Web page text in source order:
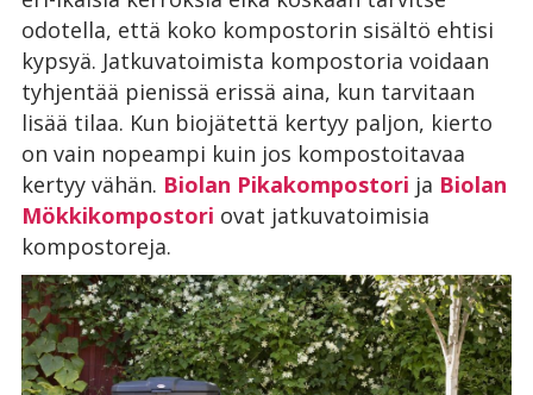
odotella, että koko kompostorin sisältö ehtisi
kypsyä. Jatkuvatoimista kompostoria voidaan
tyhjentää pienissä erissä aina, kun tarvitaan
lisää tilaa. Kun biojätettä kertyy paljon, kierto
on vain nopeampi kuin jos kompostoitavaa
kertyy vähän. Biolan Pikakompostori ja Biolan
Mökkikompostori ovat jatkuvatoimisia
kompostoreja.